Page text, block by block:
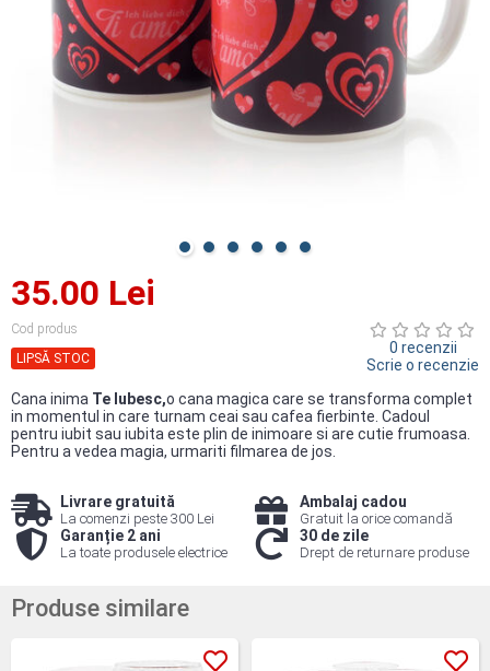
35.00 Lei
Cod produs
LIPSĂ STOC
0 recenzii
Scrie o recenzie
Cana inima Te Iubesc,o cana magica care se transforma complet
in momentul in care turnam ceai sau cafea fierbinte. Cadoul
pentru iubit sau iubita este plin de inimoare si are cutie frumoasa.
Pentru a vedea magia, urmariti filmarea de jos.
Livrare gratuită
La comenzi peste 300 Lei
Ambalaj cadou
Gratuit la orice comandă
Garanție 2 ani
La toate produsele electrice
30 de zile
Drept de returnare produse
Produse similare